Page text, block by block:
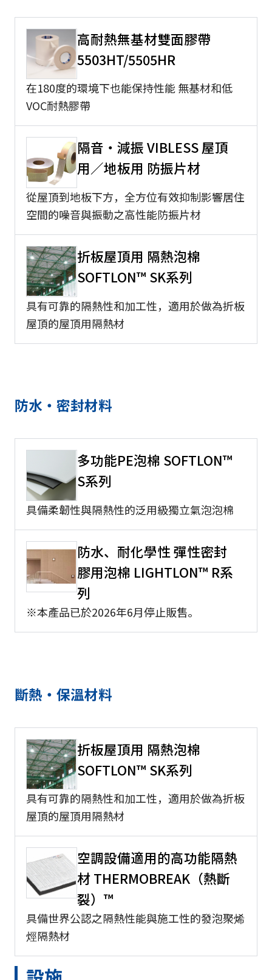
高耐熱無基材雙面膠帶
5503HT/5505HR
在180度的環境下也能保持性能 無基材和低
VOC耐熱膠帶
隔音・減振 VIBLESS 屋頂
用／地板用 防振片材
從屋頂到地板下方，全方位有效抑制影響居住
空間的噪音與振動之高性能防振片材
折板屋頂用 隔熱泡棉
SOFTLON™ SK系列
具有可靠的隔熱性和加工性，適用於做為折板
屋頂的屋頂用隔熱材
防水・密封材料
多功能PE泡棉 SOFTLON™
S系列
具備柔韌性與隔熱性的泛用級獨立氣泡泡棉
防水、耐化學性 彈性密封
膠用泡棉 LIGHTLON™ R系
列
※本產品已於2026年6月停止販售。
斷熱・保溫材料
折板屋頂用 隔熱泡棉
SOFTLON™ SK系列
具有可靠的隔熱性和加工性，適用於做為折板
屋頂的屋頂用隔熱材
空調設備適用的高功能隔熱
材 THERMOBREAK（熱斷
裂）™
具備世界公認之隔熱性能與施工性的發泡聚烯
烴隔熱材